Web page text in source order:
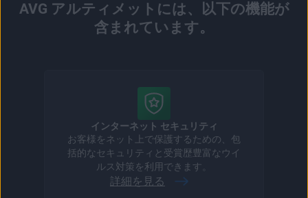
AVG アルティメットには、以下の機能が
含まれています。
インターネット セキュリティ
お客様をネット上で保護するための、包
括的なセキュリティと受賞歴豊富なウイ
ルス対策を利用できます。
詳細を見る